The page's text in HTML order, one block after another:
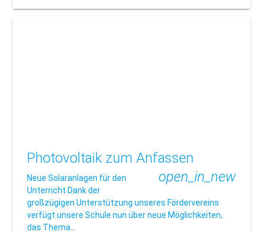
Photovoltaik zum Anfassen
open_in_new
Neue Solaranlagen für den
Unterricht Dank der
großzügigen Unterstützung unseres Fördervereins
verfügt unsere Schule nun über neue Möglichkeiten,
das Thema…